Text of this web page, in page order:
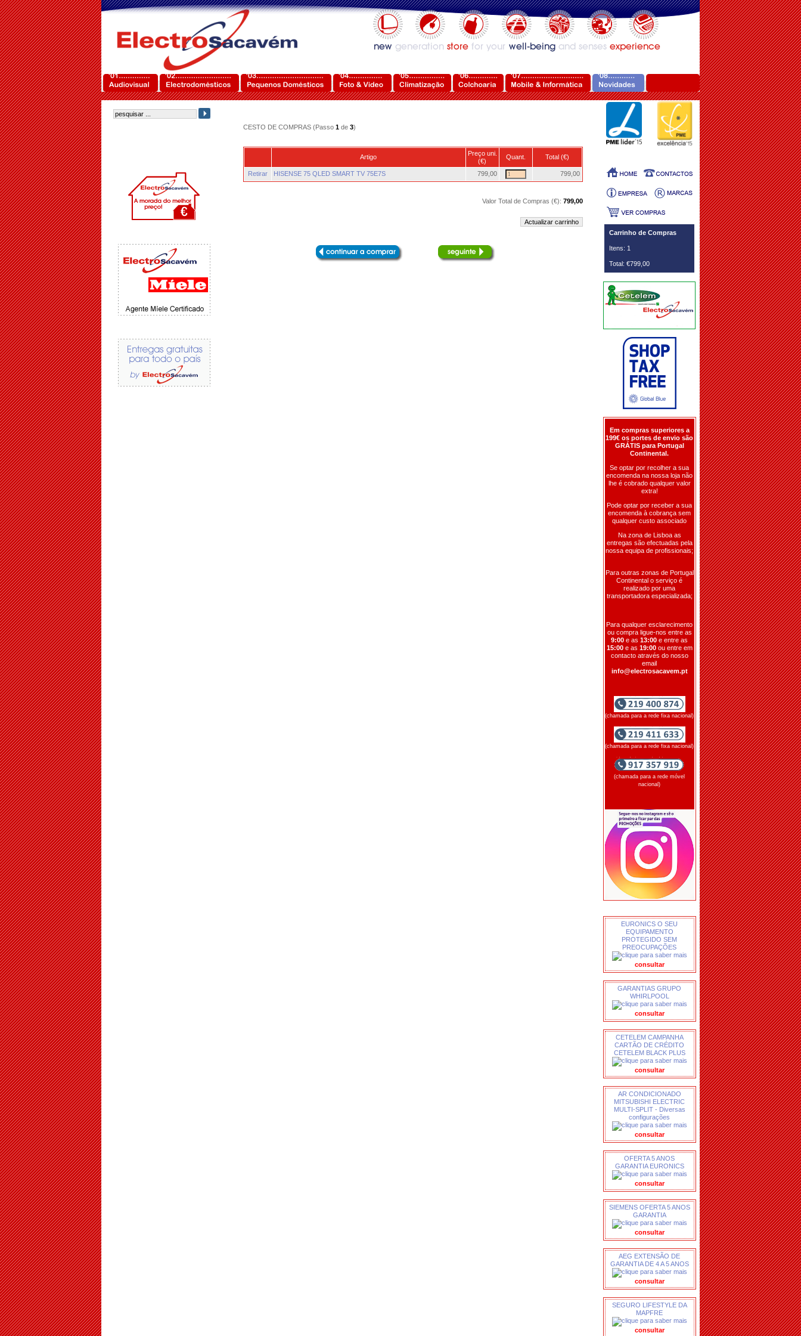
CESTO DE COMPRAS (Passo 1de 3)
Artigo
Preço uni.
(€)
Quant. Total (€)
Retirar HISENSE 75 QLED SMART TV 75E7S 799,00 799,00
Valor Total de Compras (€): 799,00
Actualizar carrinho
Carrinho de Compras
Itens: 1
Total: €799,00
Em compras superiores a
199€ os portes de envio são
GRÁTIS para Portugal
Continental.
Se optar por recolher a sua
encomenda na nossa loja não
lhe é cobrado qualquer valor
extra!
Pode optar por receber a sua
encomenda à cobrança sem
qualquer custo associado
Na zona de Lisboa as
entregas são efectuadas pela
nossa equipa de profissionais;
Para outras zonas de Portugal
Continental o serviço é
realizado por uma
transportadora especializada;
Para qualquer esclarecimento
ou compra ligue-nos entre as
9:00 e as 13:00 e entre as
15:00e as 19:00 ou entre em
contacto através do nosso
email
info@electrosacavem.pt
(chamada para a rede fixa nacional)
(chamada para a rede fixa nacional)
(chamada para a rede móvel
nacional)
EURONICS O SEU
EQUIPAMENTO
PROTEGIDO SEM
PREOCUPAÇÕES
consultar
GARANTIAS GRUPO
WHIRLPOOL
consultar
CETELEM CAMPANHA
CARTÃO DE CRÉDITO
CETELEM BLACK PLUS
consultar
AR CONDICIONADO
MITSUBISHI ELECTRIC
MULTI-SPLIT - Diversas
configurações
consultar
OFERTA 5 ANOS
GARANTIA EURONICS
consultar
SIEMENS OFERTA 5 ANOS
GARANTIA
consultar
AEG EXTENSÃO DE
GARANTIA DE 4 A 5 ANOS
consultar
SEGURO LIFESTYLE DA
MAPFRE
consultar